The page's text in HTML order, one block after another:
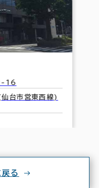
16
仙台市営東西線)
る